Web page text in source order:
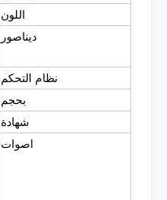
اللون
ديناصور
نظام التحكم
بحجم
شهادة
اصوات